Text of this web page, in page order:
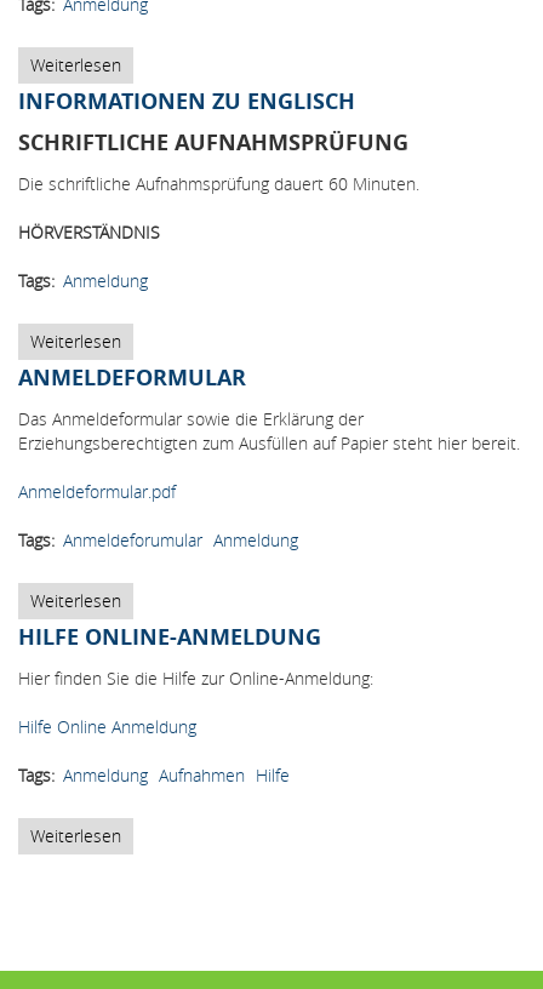
Weiterlesen
Schulanmeldung
INFORMATIONEN ZU ENGLISCH
SCHRIFTLICHE AUFNAHMSPRÜFUNG
Die schriftliche Aufnahmsprüfung dauert 60 Minuten.
HÖRVERSTÄNDNIS
Tags Anmeldung
Weiterlesen
Informationen
zu
Englisch
ANMELDEFORMULAR
Das Anmeldeformular sowie die Erklärung der
Erziehungsberechtigten zum Ausfüllen auf Papier steht hier bereit.
Anmeldeformular.pdf
Tags Anmeldeforumular Anmeldung
Weiterlesen
Anmeldeformular
HILFE ONLINE-ANMELDUNG
Hier finden Sie die Hilfe zur Online-Anmeldung:
Hilfe Online Anmeldung
Tags Anmeldung Aufnahmen Hilfe
Weiterlesen
Hilfe